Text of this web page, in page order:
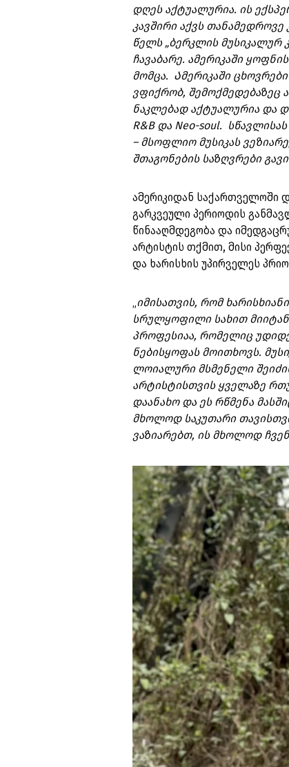
დღეს აქტუალურია. ის
კავშირი აქვს
წელს „ბერკლის
ჩავაბარე. ამერიკაში
მომცა. Ამერიკაში
ვფიქრობ, შემოქმედებაზეც
ნაკლებად აქტუალურია და
R&B და Neo-soul.
– მსოფლიო მუსიკას
შთაგონების საზღვრები
ამერიკიდან საქართველოში
გარკვეული პერიოდის
წინააღმდეგობა და
არტისტის თქმით, მისი
და ხარისხის უპირველეს
„იმისათვის, რომ
სრულყოფილი სახით
პროფესიაა, რომელიც
ნებისყოფას მოითხოვს.
ლოიალური მსმენელი
არტისტისთვის ყველაზე
დაანახო და ეს რწმენა
მხოლოდ საკუთარი
ვაზიარებთ, ის მხოლოდ